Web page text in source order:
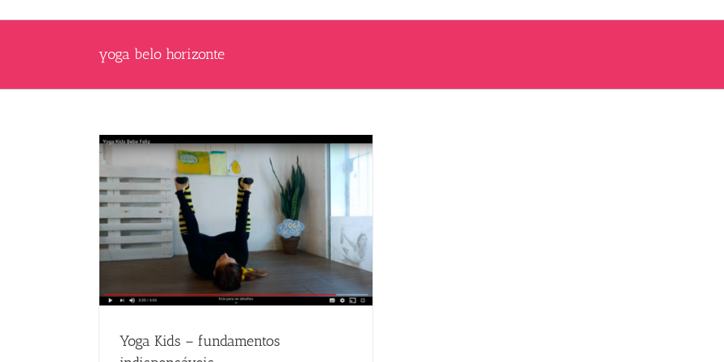
yoga belo horizonte
Yoga Kids – fundamentos